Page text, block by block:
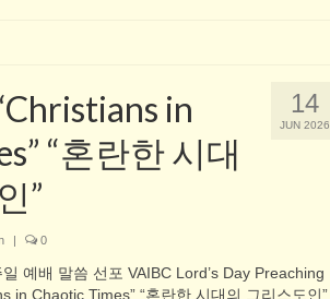
14
JUN 2026
in
“혼란한 시대
”
| 0
예배 말씀 선포 VAIBC Lord’s Day Preaching
in Chaotic Times” “혼란한 시대의 그리스도인”